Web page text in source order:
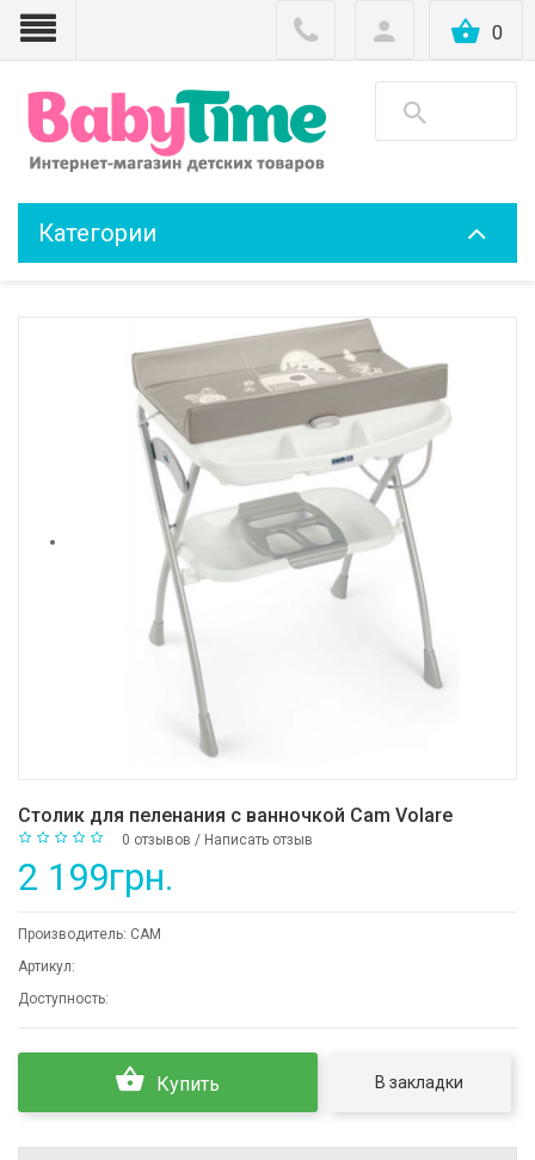
0
Категории
Столик для пеленания с ванночкой Cam Volare
0 отзывов / Написать отзыв
2 199грн.
Производитель: CAM
Артикул:
Доступность:
Купить В закладки